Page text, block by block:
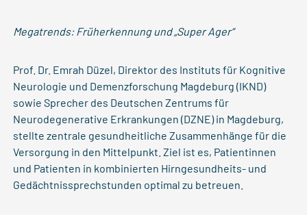
Megatrends: Früherkennung und „Super Ager“
Prof. Dr. Emrah Düzel, Direktor des Instituts für Kognitive
Neurologie und Demenzforschung Magdeburg (IKND)
sowie Sprecher des Deutschen Zentrums für
Neurodegenerative Erkrankungen (DZNE) in Magdeburg,
stellte zentrale gesundheitliche Zusammenhänge für die
Versorgung in den Mittelpunkt. Ziel ist es, Patientinnen
und Patienten in kombinierten Hirngesundheits- und
Gedächtnissprechstunden optimal zu betreuen.